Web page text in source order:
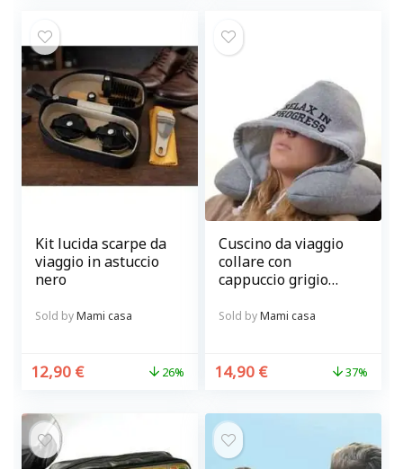
Kit lucida scarpe da
viaggio in astuccio
nero
Sold byMami casa
12,90 € 26%
Cuscino da viaggio
collare con
cappuccio grigio
Sold byMami casa
14,90 € 37%